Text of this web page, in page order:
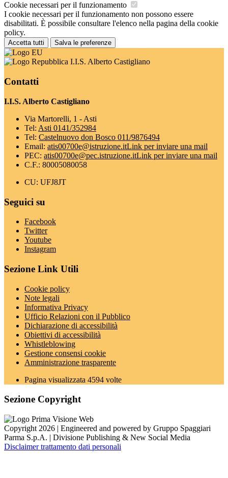
Cookie necessari per il funzionamento
I cookie necessari per il funzionamento non possono essere
disabilitati. È possibile consultare l'elenco nella pagina della cookie
policy.
Accetta tutti Salva le preferenze
I.I.S. Alberto Castigliano
Contatti
I.I.S. Alberto Castigliano
Via Martorelli, 1 - Asti
Tel: Asti 0141/352984
Tel: Castelnuovo don Bosco 011/9876494
Email: atis00700e@istruzione.itLink per inviare una mail
PEC: atis00700e@pec.istruzione.itLink per inviare una mail
C.F.: 80005080058
CU: UFJ8JT
Seguici su
Facebook
Twitter
Youtube
Instagram
Sezione Link Utili
Cookie policy
Note legali
Informativa Privacy
Ufficio Relazioni con il Pubblico
Dichiarazione di accessibilità
Obiettivi di accessibilità
Whistleblowing
Gestione consensi cookie
Amministrazione trasparente
Pagina visualizzata 4594 volte
Sezione Copyright
Copyright 2026 | Engineered and powered by Gruppo Spaggiari
Parma S.p.A. | Divisione Publishing & New Social Media
Disclaimer trattamento dati personali